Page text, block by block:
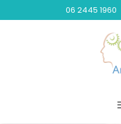
06 2445 1960